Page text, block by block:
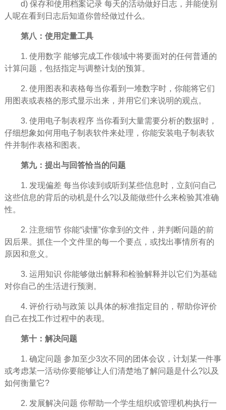
d) 保存和使用档案记录 每天的活动做好日志，并能使别
人呢在看到日志后知道你曾经做过什么。
第八：使用定量工具
1. 使用数字 能够完成工作领域中将要面对的任何普通的
计算问题，包括指定与调整计划的预算。
2. 使用图表和表格每当你看到一堆数字时，你能将它们
用图表或表格的形式显示出来，并用它们来说明的观点。
3. 使用电子制表程序 当你看到大量需要分析的数据时，
仔细想象如何用电子制表软件来处理，你能安装电子制表软
件并制作表格和图表。
第九：提出与回答恰当的问题
1. 发现偏差 每当你读到或听到某些信息时，立刻问自己
这些信息的背后的动机是什么?以及能做些什么来检验其准确
性。
2. 注意细节 你能“读懂”你拿到的文件，并判断问题的前
因后果。抓住一个文件里的每一个要点，或找出事情所有的
原因和意义。
3. 运用知识 你能够做出解释和检验解释并以它们为基础
对你自己的生活进行预测。
4. 评价行动与政策 以具体的标准指定目的，帮助你评价
自己在找工作过程中的表现。
第十：解决问题
1. 确定问题 参加至少3次不同的团体会议，计划某一件事
或考虑某一活动你要能够让人们清楚地了解问题是什么?以及
如何衡量它?
2. 发展解决问题 你帮助一个学生组织或管理机构执行一